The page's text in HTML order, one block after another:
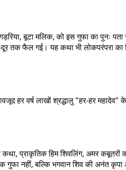
बूटा मलिक, को इस गुफा का पुनः
तक फैल गई। यह कथा भी लोकपरंपरा
हर वर्ष लाखों श्रद्धालु "हर-हर
कथा, प्राकृतिक हिम शिवलिंग, अमर
गुफा नहीं, बल्कि भगवान शिव की अनंत